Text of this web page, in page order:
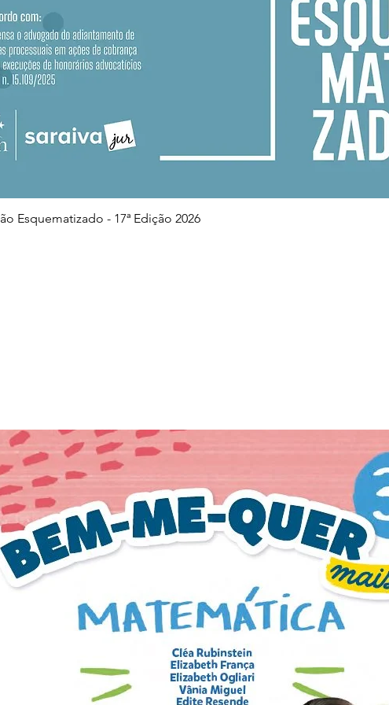
Visualização rápida
Esquematizado - 17ª Edição 2026